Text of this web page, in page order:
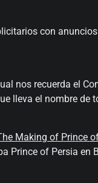
con
nos recuerda el
lleva el nombre de
Making of Prince
Prince of Persia en